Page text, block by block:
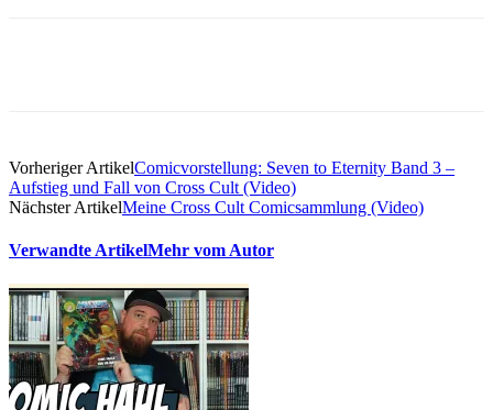
Vorheriger ArtikelComicvorstellung: Seven to Eternity Band 3 –
Aufstieg und Fall von Cross Cult (Video)
Nächster ArtikelMeine Cross Cult Comicsammlung (Video)
Verwandte ArtikelMehr vom Autor